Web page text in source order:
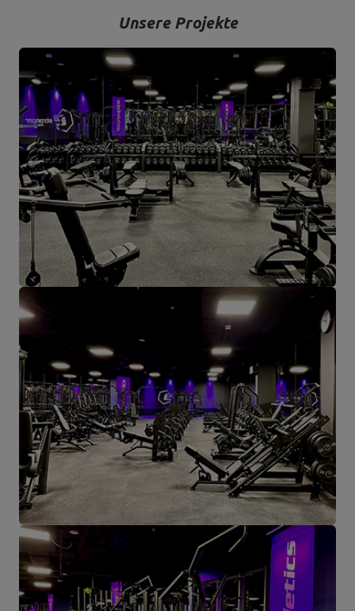
Starachowice in der Woiwodschaft Świętokrzyskie. Hier befinden
sich unsere Büroräume und die Produktions- und Lagerhallen. Von
hier aus werden alle Formen des Online-Verkaufs und der Kontakt
mit unseren Kunden gesteuert. Von hier aus werden auch unsere
Produkte für einzelne Empfänger und Partnergeschäfte geschickt.
Das Herz unseres Unternehmens liegt in Starachowice und das ist
die Ortschaft, wo alles anfängt.
Unsere Projekte